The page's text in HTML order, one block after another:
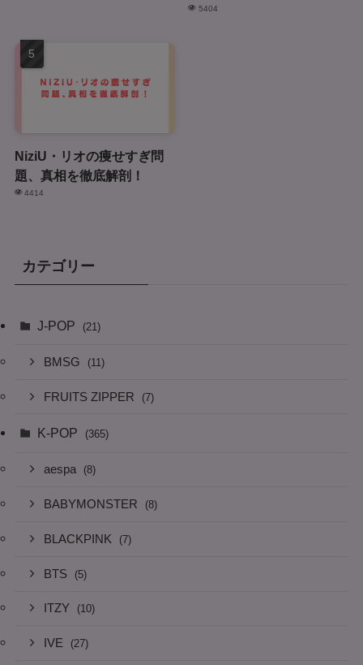
5404
NiziU・リオの痩せすぎ問
題、真相を徹底解剖！
4414
カテゴリー
J-POP (21)
BMSG (11)
FRUITS ZIPPER (7)
K-POP (365)
aespa (8)
BABYMONSTER (8)
BLACKPINK (7)
BTS (5)
ITZY (10)
IVE (27)